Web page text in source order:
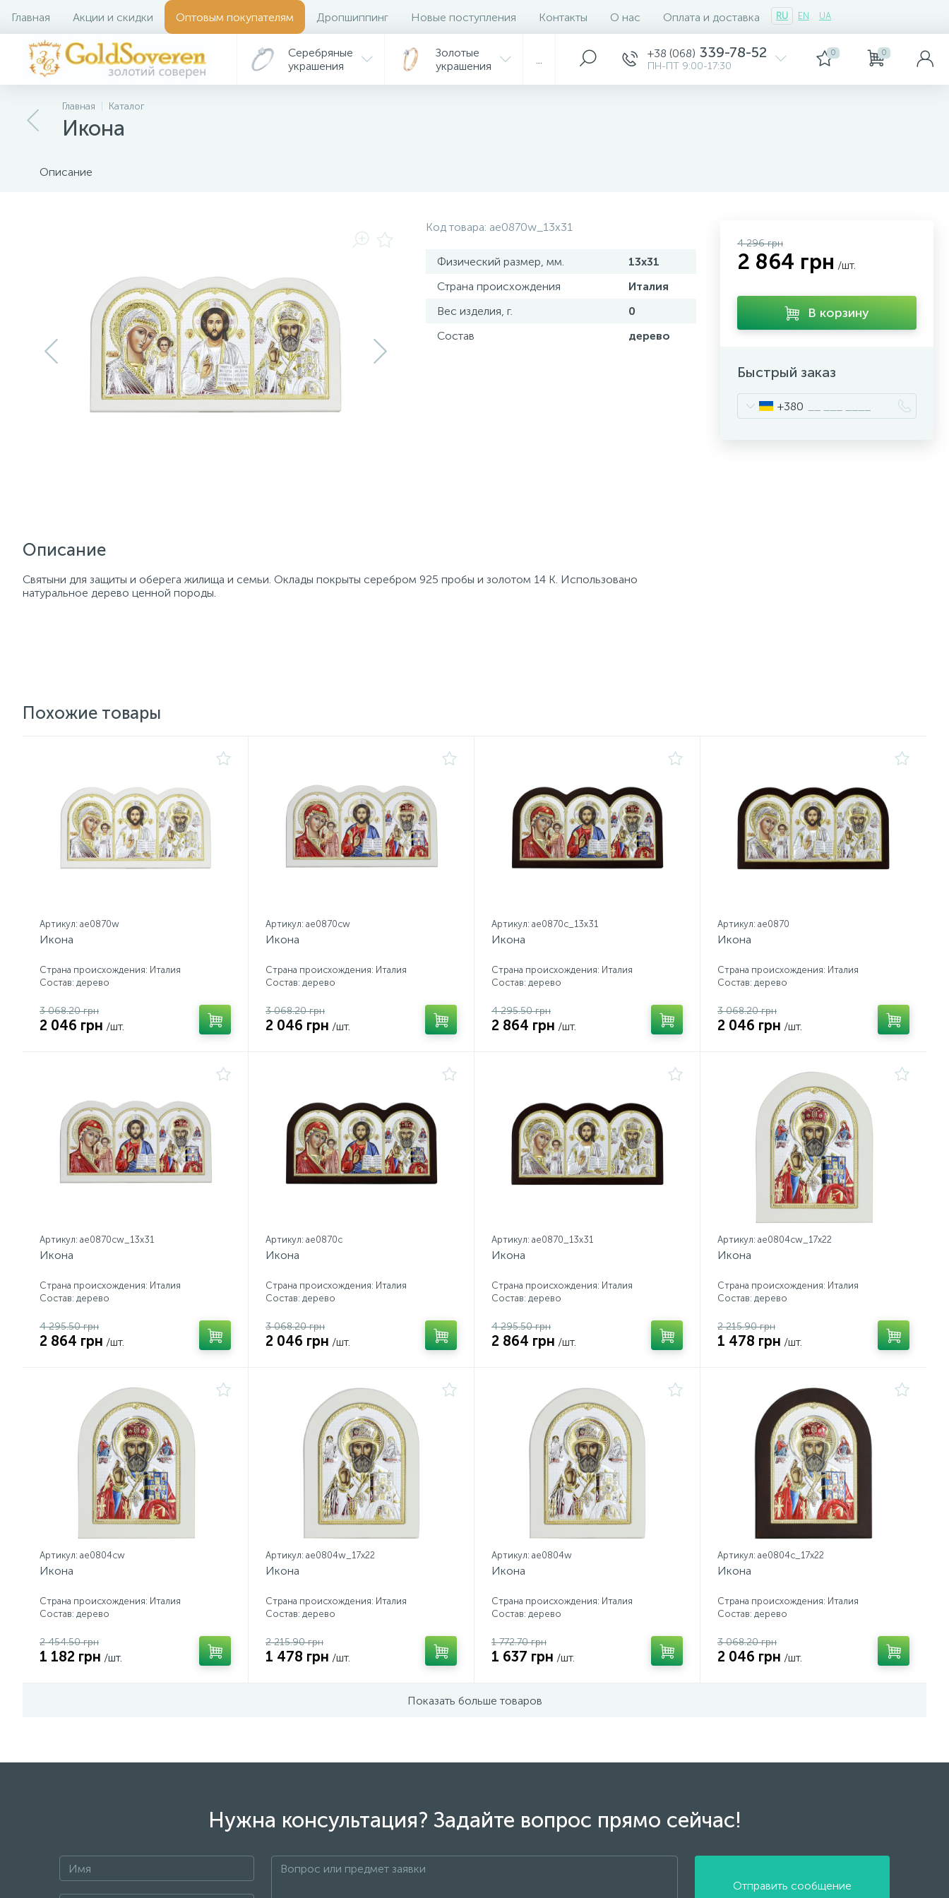
Главная Акции и скидки Оптовым покупателям Дропшиппинг Новые поступления Контакты О нас Оплата и доставка RU EN UA
Серебряные
украшения
Золотые
украшения
+38 (068) 339-78-52
ПН-ПТ 9:00-17:30
0 0
Главная Каталог
Икона
Описание
Код товара: ae0870w_13х31
Физический размер, мм.
13х31
Страна происхождения
Италия
Вес изделия, г.
0
Состав
дерево
Описание
Святыни для защиты и оберега жилища и семьи. Оклады покрыты серебром 925 пробы и золотом 14 К. Использовано
натуральное дерево ценной породы.
4 296 грн
2 864 грн /шт.
В корзину
Быстрый заказ
+380
Похожие товары
Артикул: ae0870w
Икона
Страна происхождения: Италия
Состав: дерево
3 068.20 грн
2 046 грн /шт.
Артикул: ae0870cw
Икона
Страна происхождения: Италия
Состав: дерево
3 068.20 грн
2 046 грн /шт.
Артикул: ae0870c_13х31
Икона
Страна происхождения: Италия
Состав: дерево
4 295.50 грн
2 864 грн /шт.
Артикул: ae0870
Икона
Страна происхождения: Италия
Состав: дерево
3 068.20 грн
2 046 грн /шт.
Артикул: ae0870cw_13х31
Икона
Страна происхождения: Италия
Состав: дерево
4 295.50 грн
2 864 грн /шт.
Артикул: ae0870c
Икона
Страна происхождения: Италия
Состав: дерево
3 068.20 грн
2 046 грн /шт.
Артикул: ae0870_13х31
Икона
Страна происхождения: Италия
Состав: дерево
4 295.50 грн
2 864 грн /шт.
Артикул: ae0804cw_17х22
Икона
Страна происхождения: Италия
Состав: дерево
2 215.90 грн
1 478 грн /шт.
Артикул: ae0804cw
Икона
Страна происхождения: Италия
Состав: дерево
2 454.50 грн
1 182 грн /шт.
Артикул: ae0804w_17х22
Икона
Страна происхождения: Италия
Состав: дерево
2 215.90 грн
1 478 грн /шт.
Артикул: ae0804w
Икона
Страна происхождения: Италия
Состав: дерево
1 772.70 грн
1 637 грн /шт.
Артикул: ae0804c_17х22
Икона
Страна происхождения: Италия
Состав: дерево
3 068.20 грн
2 046 грн /шт.
Показать больше товаров
Нужна консультация? Задайте вопрос прямо сейчас!
Отправить сообщение